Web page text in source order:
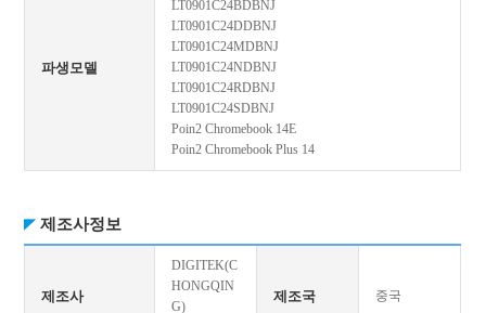
파생모델
LT0901C24BDBNJ
LT0901C24DDBNJ
LT0901C24MDBNJ
LT0901C24NDBNJ
LT0901C24RDBNJ
LT0901C24SDBNJ
Poin2 Chromebook 14E
Poin2 Chromebook Plus 14
제조사정보
제조사
DIGITEK(C
HONGQIN
G)
제조국 중국